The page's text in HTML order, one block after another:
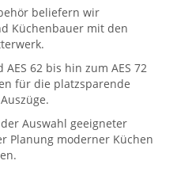
beliefern wir
Küchenbauer mit den
62 bis hin zum AES 72
für die platzsparende
Auswahl geeigneter
Planung moderner Küchen